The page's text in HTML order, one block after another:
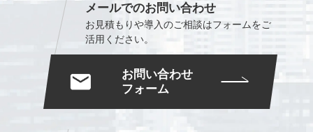
メールでのお問い合わせ
お見積もりや導入のご相談はフォームをご
活用ください。
お問い合わせ
フォーム